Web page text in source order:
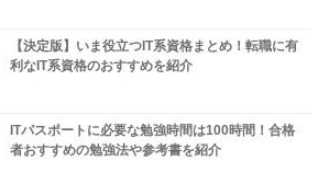
【決定版】いま役立つIT系資格まとめ！転職に有
利なIT系資格のおすすめを紹介
ITパスポートに必要な勉強時間は100時間！合格
者おすすめの勉強法や参考書を紹介